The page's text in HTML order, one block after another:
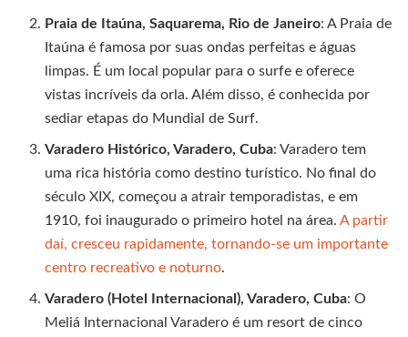
Praia de Itaúna, Saquarema, Rio de Janeiro: A Praia de
Itaúna é famosa por suas ondas perfeitas e águas
limpas. É um local popular para o surfe e oferece
vistas incríveis da orla. Além disso, é conhecida por
sediar etapas do Mundial de Surf.
Varadero Histórico, Varadero, Cuba: Varadero tem
uma rica história como destino turístico. No final do
século XIX, começou a atrair temporadistas, e em
1910, foi inaugurado o primeiro hotel na área.A partir
daí, cresceu rapidamente, tornando-se um importante
centro recreativo e noturno.
Varadero (Hotel Internacional), Varadero, Cuba: O
Meliá Internacional Varadero é um resort de cinco